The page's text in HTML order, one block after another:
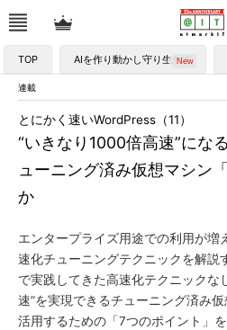
TOP AIを作り動かし守り生かす
連載
“いきなり1000倍高速”にな
ューニング済み仮想マシン
か
とにかく速いWordPress（11）
エンタープライズ用途での利用が増
速化チューニングテクニックを解説
で実践してきた高速化テクニックな
速”を実現できるチューニング済み
活用するための「7つのポイント」を